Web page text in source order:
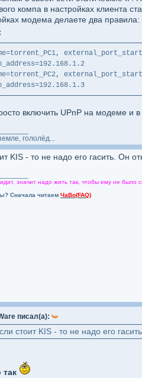
компа в настройках клиента
модема делаете два правила:
включить UPnP на модеме и
гололёд...
KIS - то не надо его гасить. Он
значит надо жить так, чтобы ему не было
Сначала читаем ЧаВо(FAQ)
писал(а):
стоит KIS - то не надо его
так